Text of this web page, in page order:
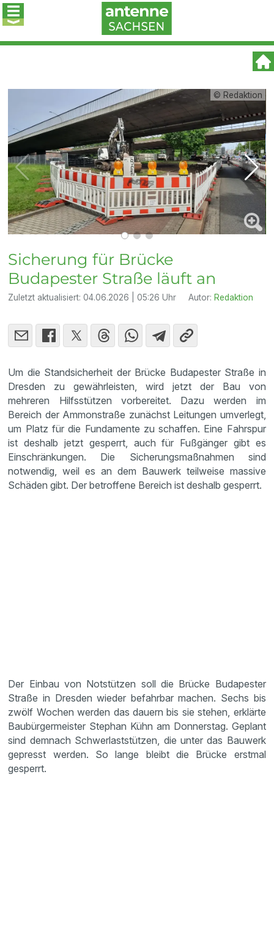
© Redaktion
Sicherung für Brücke
Budapester Straße läuft an
Zuletzt aktualisiert:04.06.2026 | 05:26 Uhr Autor: Redaktion
Um die Standsicherheit der Brücke Budapester Straße in
Dresden zu gewährleisten, wird jetzt der Bau von
mehreren Hilfsstützen vorbereitet. Dazu werden im
Bereich der Ammonstraße zunächst Leitungen umverlegt,
um Platz für die Fundamente zu schaffen. Eine Fahrspur
ist deshalb jetzt gesperrt, auch für Fußgänger gibt es
Einschränkungen. Die Sicherungsmaßnahmen sind
notwendig, weil es an dem Bauwerk teilweise massive
Schäden gibt. Der betroffene Bereich ist deshalb gesperrt.
Der Einbau von Notstützen soll die Brücke Budapester
Straße in Dresden wieder befahrbar machen. Sechs bis
zwölf Wochen werden das dauern bis sie stehen, erklärte
Baubürgermeister Stephan Kühn am Donnerstag. Geplant
sind demnach Schwerlaststützen, die unter das Bauwerk
gepresst werden. So lange bleibt die Brücke erstmal
gesperrt.